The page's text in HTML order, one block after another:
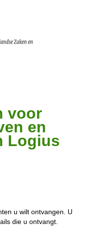
voor
en
Logius
u wilt ontvangen. U
die u ontvangt.